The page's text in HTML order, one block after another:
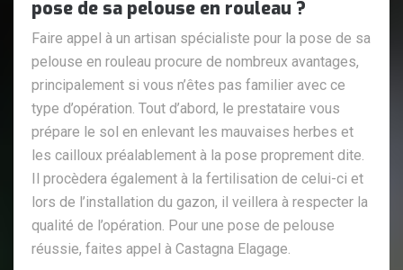
pose de sa pelouse en rouleau ?
Faire appel à un artisan spécialiste pour la pose de sa
pelouse en rouleau procure de nombreux avantages,
principalement si vous n’êtes pas familier avec ce
type d’opération. Tout d’abord, le prestataire vous
prépare le sol en enlevant les mauvaises herbes et
les cailloux préalablement à la pose proprement dite.
Il procèdera également à la fertilisation de celui-ci et
lors de l’installation du gazon, il veillera à respecter la
qualité de l’opération. Pour une pose de pelouse
réussie, faites appel à Castagna Elagage.